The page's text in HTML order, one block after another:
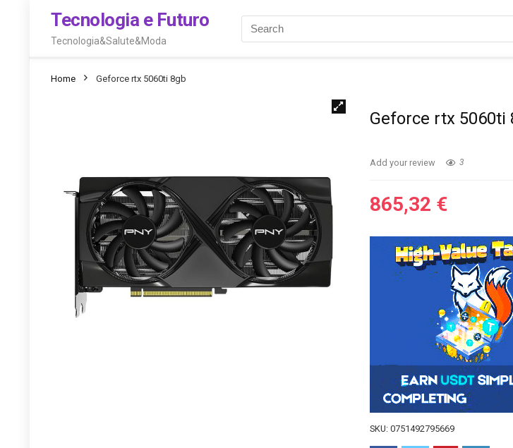
Tecnologia e Futuro
Tecnologia&Salute&Moda
Home Geforce rtx 5060ti 8gb
Geforce rtx 5060ti
Add your review 3
865,32 €
SKU:0751492795669